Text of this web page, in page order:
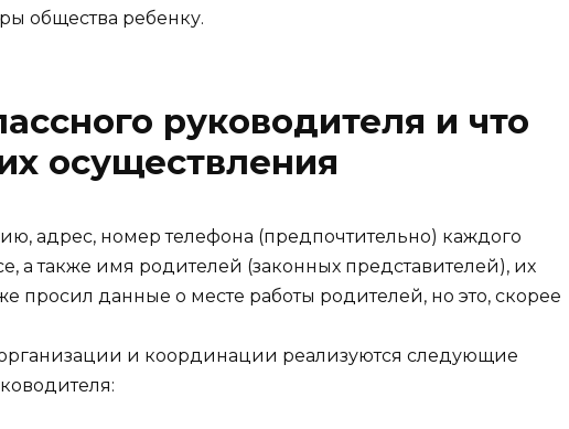
общества ребенку.
руководителя и что
осуществления
адрес, номер телефона (предпочтительно) каждого
а также имя родителей (законных представителей), их
просил данные о месте работы родителей, но это, скорее
и координации реализуются следующие